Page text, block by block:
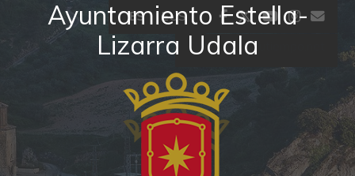
Ayuntamiento Estella-
Lizarra Udala
Ir al contenido ES EUS facebook
twitter
youtube
El tiempo - Tutiempo.net